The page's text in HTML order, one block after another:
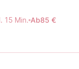
15 Min. Ab85 €